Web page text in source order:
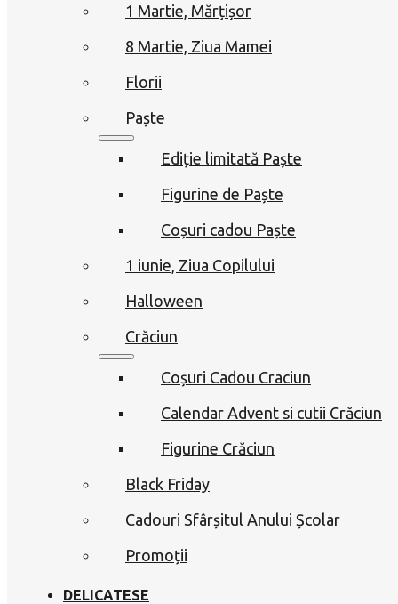
1 Martie, Mărțișor
8 Martie, Ziua Mamei
Florii
Paște
Ediție limitată Paște
Figurine de Paște
Coșuri cadou Paște
1 iunie, Ziua Copilului
Halloween
Crăciun
Coșuri Cadou Craciun
Calendar Advent si cutii Crăciun
Figurine Crăciun
Black Friday
Cadouri Sfârșitul Anului Școlar
Promoții
DELICATESE